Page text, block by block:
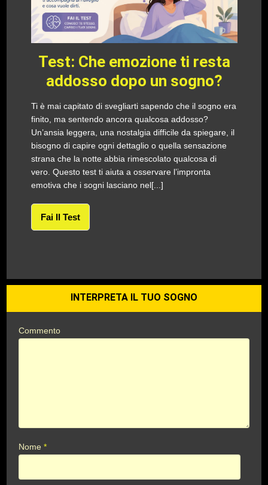
Test: Che emozione ti resta
addosso dopo un sogno?
Ti è mai capitato di svegliarti sapendo che il sogno era
finito, ma sentendo ancora qualcosa addosso?
Un’ansia leggera, una nostalgia difficile da spiegare, il
bisogno di capire ogni dettaglio o quella sensazione
strana che la notte abbia rimescolato qualcosa di
vero. Questo test ti aiuta a osservare l’impronta
emotiva che i sogni lasciano nel[...]
Fai Il Test
INTERPRETA IL TUO SOGNO
Commento
Nome*